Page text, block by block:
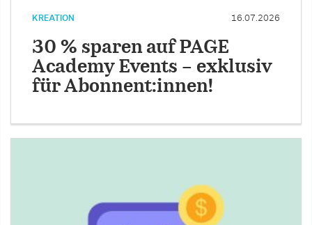
KREATION 16.07.2026
30 % sparen auf PAGE
Academy Events – exklusiv
für Abonnent:innen!